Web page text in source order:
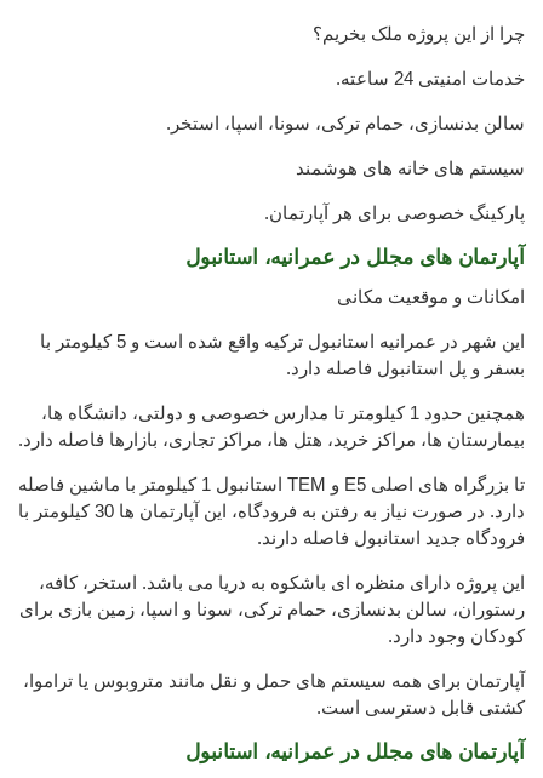
چرا از این پروژه ملک بخریم؟
خدمات امنیتی 24 ساعته.
سالن بدنسازی، حمام ترکی، سونا، اسپا، استخر.
سیستم های خانه های هوشمند
پارکینگ خصوصی برای هر آپارتمان.
آپارتمان های مجلل در عمرانیه، استانبول
امکانات و موقعیت مکانی
این شهر در عمرانیه استانبول ترکیه واقع شده است و 5 کیلومتر با
بسفر و پل استانبول فاصله دارد.
همچنین حدود 1 کیلومتر تا مدارس خصوصی و دولتی، دانشگاه ها،
بیمارستان ها، مراکز خرید، هتل ها، مراکز تجاری، بازارها فاصله دارد.
تا بزرگراه های اصلی E5 و TEM استانبول 1 کیلومتر با ماشین فاصله
دارد. در صورت نیاز به رفتن به فرودگاه، این آپارتمان ها 30 کیلومتر با
فرودگاه جدید استانبول فاصله دارند.
این پروژه دارای منظره ای باشکوه به دریا می باشد. استخر، کافه،
رستوران، سالن بدنسازی، حمام ترکی، سونا و اسپا، زمین بازی برای
کودکان وجود دارد.
آپارتمان برای همه سیستم های حمل و نقل مانند متروبوس یا تراموا،
کشتی قابل دسترسی است.
آپارتمان های مجلل در عمرانیه، استانبول